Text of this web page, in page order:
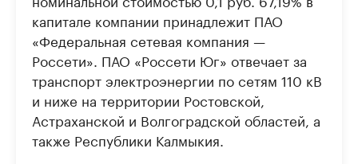
капитале компании принадлежит ПАО
«Федеральная сетевая компания —
Россети». ПАО «Россети Юг» отвечает за
транспорт электроэнергии по сетям 110 кВ
и ниже на территории Ростовской,
Астраханской и Волгоградской областей, а
также Республики Калмыкия.